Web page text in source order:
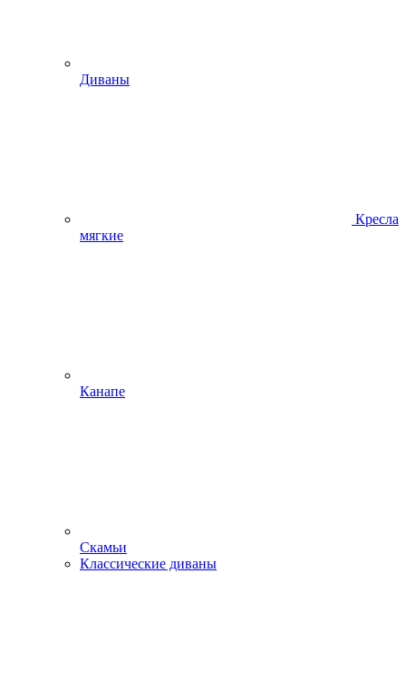
Диваны
Кресла
мягкие
Канапе
Скамьи
Классические диваны